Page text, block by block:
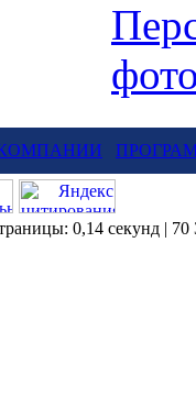
0,14 секунд |